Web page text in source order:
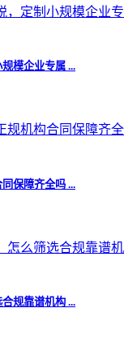
模企业专属 ...
保障齐全吗 ...
规靠谱机构 ...